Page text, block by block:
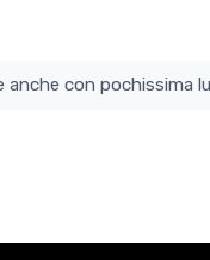
e perfetto si vede anche